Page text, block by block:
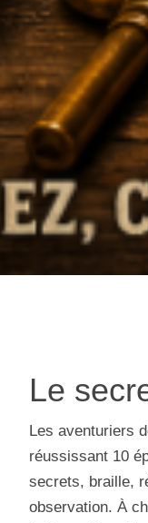
Le
Les aventuriers
réussissant 10
secrets, braille,
observation. À